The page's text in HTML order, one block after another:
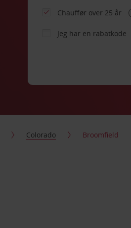
Chauffør over 25 år
Jeg har en rabatkode
Colorado Broomfield